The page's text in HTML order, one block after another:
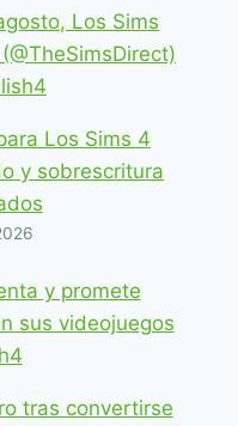
Los Sims 4
y sobrescritura
tras convertirse